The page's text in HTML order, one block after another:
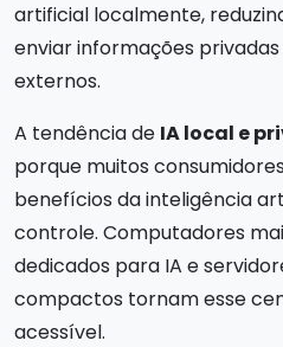
artificial localmente,
enviar informações
externos.
A tendência de IA local e
porque muitos
benefícios da inteligência
controle. Computadores
dedicados para IA e
compactos tornam esse
acessível.